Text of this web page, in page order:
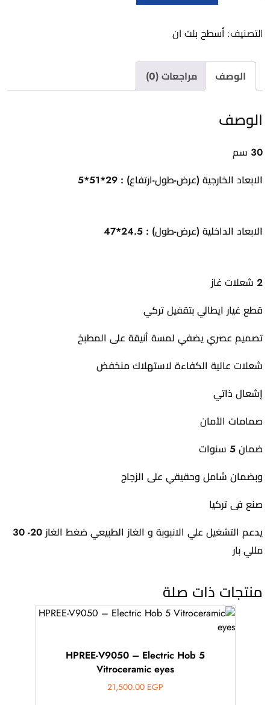
-
2
Eyes
التصنيف: أسطح بلت ان
الوصف مراجعات (0)
الوصف
30 سم
الابعاد الخارجية (عرض-طول-ارتفاع) : 29*51*5
الابعاد الداخلية (عرض-طول) : 24.5*47
2 شعلات غاز
قطع غيار ايطالي بتقفيل تركي
تصميم عصري يضفي لمسة أنيقة على المطبخ
شعلات عالية الكفاءة لاستهلاك منخفض
إشعال ذاتي
صمامات الأمان
ضمان 5 سنوات
وبضمان شامل وحقيقي على الزجاج
صنع فى تركيا
يدعم التشغيل علي الانبوبة و الغاز الطبيعي ضغط الغاز 20- 30
مللي بار
منتجات ذات صلة
HPREE-V9050 – Electric Hob 5
Vitroceramic eyes
21,500.00 EGP